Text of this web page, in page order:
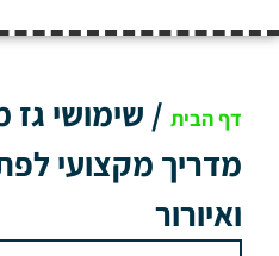
דף הבית / שימושי גז
מדריך מקצועי
ואיורור